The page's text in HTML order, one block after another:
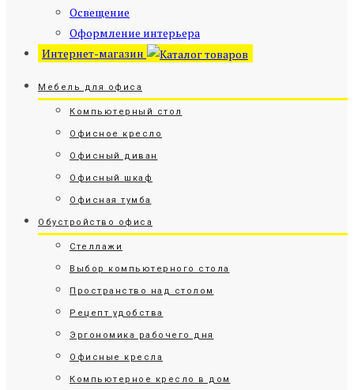
Освещение
Оформление интерьера
Интернет-магазин
Мебель для офиса
Компьютерный стол
Офисное кресло
Офисный диван
Офисный шкаф
Офисная тумба
Обустройство офиса
Стеллажи
Выбор компьютерного стола
Пространство над столом
Рецепт удобства
Эргономика рабочего дня
Офисные кресла
Компьютерное кресло в дом